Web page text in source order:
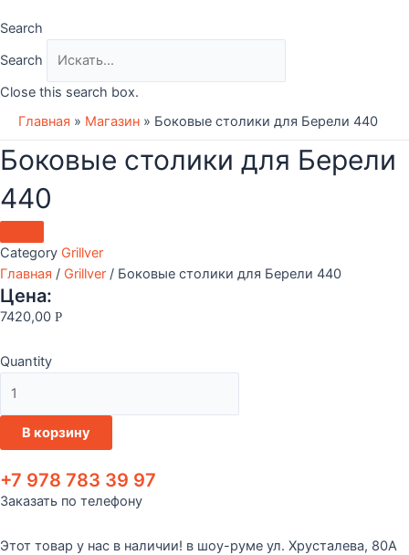
Search
Search
Close this search box.
Главная » Магазин » Боковые столики для Берели 440
Боковые столики для Берели
440
Category Grillver
Главная / Grillver / Боковые столики для Берели 440
Цена:
7420,00 Р
Quantity
товара
Боковые
столики
Берели
440
В корзину
+7 978 783 39 97
Заказать по телефону
Этот товар у нас в наличии! в шоу-руме ул. Хрусталева, 80А